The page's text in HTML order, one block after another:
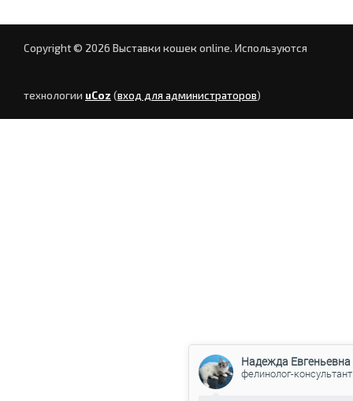
Copyright © 2026 Выставки кошек online. Используются
технологии uCoz (вход для администраторов)
Надежда Евгеньевна
фелинолог-консультант